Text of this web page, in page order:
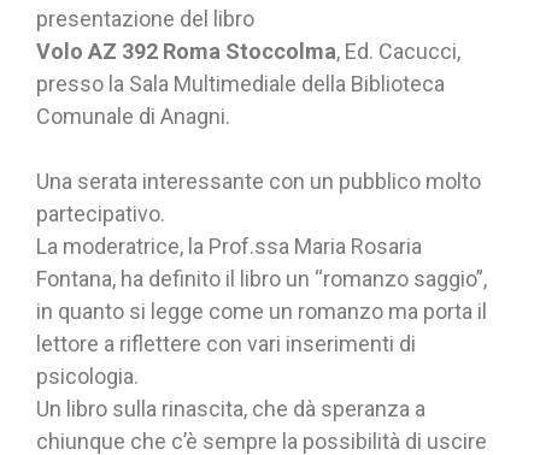
presentazione del libro
Volo AZ 392 Roma Stoccolma, Ed. Cacucci,
presso la Sala Multimediale della Biblioteca
Comunale di Anagni.
Una serata interessante con un pubblico molto
partecipativo.
La moderatrice, la Prof.ssa Maria Rosaria
Fontana, ha definito il libro un “romanzo saggio”,
in quanto si legge come un romanzo ma porta il
lettore a riflettere con vari inserimenti di
psicologia.
Un libro sulla rinascita, che dà speranza a
chiunque che c’è sempre la possibilità di uscire